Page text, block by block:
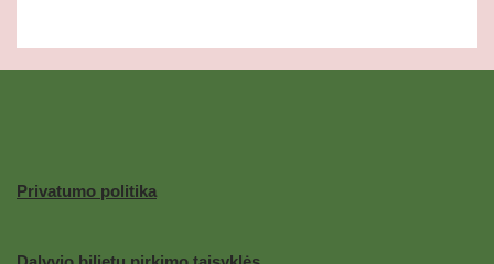
Privatumo politika